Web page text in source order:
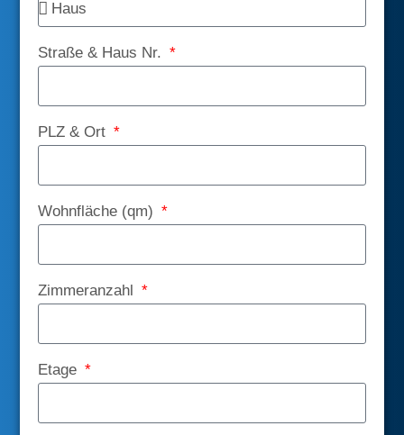
Straße & Haus Nr.
PLZ & Ort
Wohnfläche (qm)
Zimmeranzahl
Etage